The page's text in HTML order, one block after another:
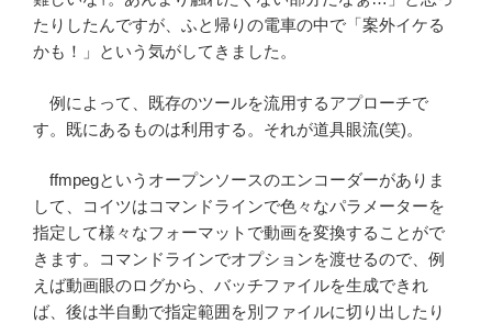
たりしたんですが、ふと帰りの電車の中で「案外イケる
かも！」という気がしてきました。
例によって、既存のツールを流用するアプローチで
す。既にあるものは利用する。それが道具眼流(笑)。
ffmpegというオープンソースのエンコーダーがありま
して、コイツはコマンドラインで色々なパラメーターを
指定して様々なフォーマットで動画を変換することがで
きます。コマンドラインでオプションを渡せるので、例
えば動画眼のログから、バッチファイルを生成できれ
ば、後は半自動で指定範囲を別ファイルに切り出したり